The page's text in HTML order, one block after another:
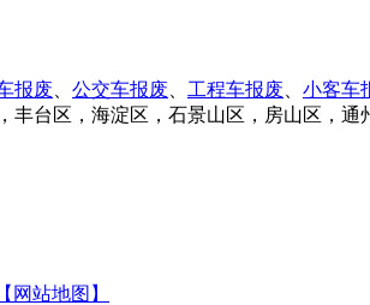
报废 公交车报废 工程车报废 小客车
台区，海淀区，石景山区，房山区，
【网站地图】